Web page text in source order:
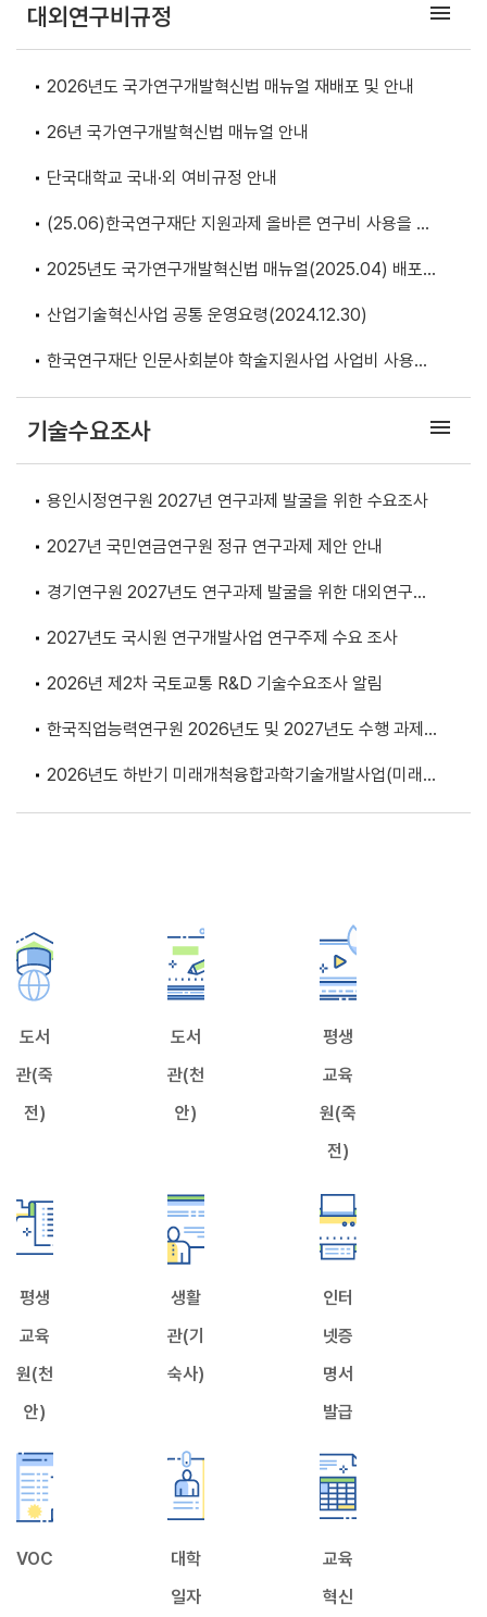
대외연구비규정 menu
2026년도 국가연구개발혁신법 매뉴얼 재배포 및 안내
26년 국가연구개발혁신법 매뉴얼 안내
단국대학교 국내·외 여비규정 안내
(25.06)한국연구재단 지원과제 올바른 연구비 사용을 위
2025년도 국가연구개발혁신법 매뉴얼(2025.04) 배포
산업기술혁신사업 공통 운영요령(2024.12.30)
한국연구재단 인문사회분야 학술지원사업 사업비 사용기
기술수요조사 menu
용인시정연구원 2027년 연구과제 발굴을 위한 수요조사
2027년 국민연금연구원 정규 연구과제 제안 안내
경기연구원 2027년도 연구과제 발굴을 위한 대외연구수
2027년도 국시원 연구개발사업 연구주제 수요 조사
2026년 제2차 국토교통 R&D 기술수요조사 알림
한국직업능력연구원 2026년도 및 2027년도 수행 과제
2026년도 하반기 미래개척융합과학기술개발사업(미래유
도서
관(죽
전)
도서
관(천
안)
평생
교육
원(죽
전)
평생
교육
원(천
안)
생활
관(기
숙사)
인터
넷증
명서
발급
VOC
대학
일자
교육
혁신